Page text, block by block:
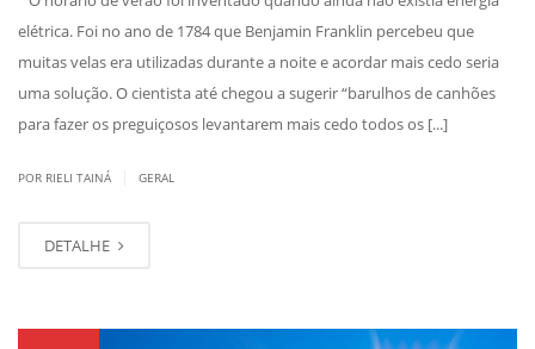
elétrica. Foi no ano de 1784 que Benjamin Franklin percebeu que
muitas velas era utilizadas durante a noite e acordar mais cedo seria
uma solução. O cientista até chegou a sugerir “barulhos de canhões
para fazer os preguiçosos levantarem mais cedo todos os [...]
POR RIELI TAINÁ GERAL
DETALHE